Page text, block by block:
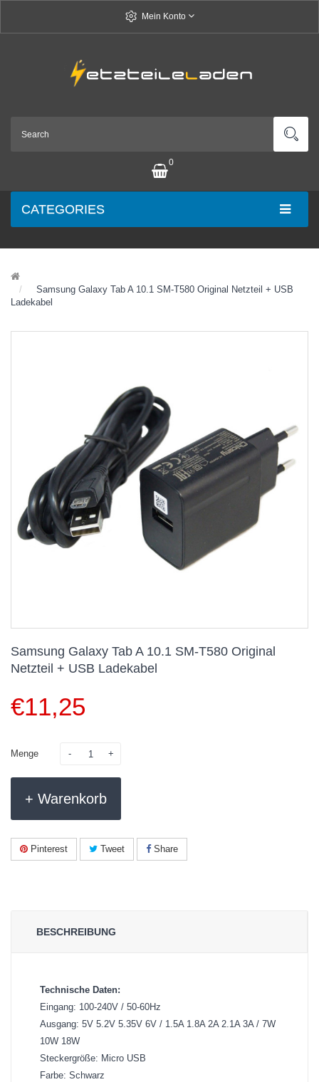
Mein Konto
0
CATEGORIES
Samsung Galaxy Tab A 10.1 SM-T580 Original Netzteil + USB
Ladekabel
Samsung Galaxy Tab A 10.1 SM-T580 Original
Netzteil + USB Ladekabel
€11,25
Menge
+ Warenkorb
Pinterest Tweet Share
BESCHREIBUNG
Technische Daten:
Eingang: 100-240V / 50-60Hz
Ausgang: 5V 5.2V 5.35V 6V / 1.5A 1.8A 2A 2.1A 3A / 7W
10W 18W
Steckergröße: Micro USB
Farbe: Schwarz